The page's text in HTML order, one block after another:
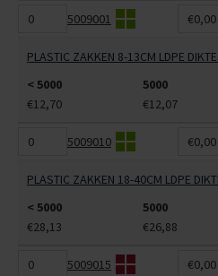
5009001 €0,00
PLASTIC ZAKKEN 8-13CM LDPE
< 5000
5000
€12,70
€12,07
5009010 €0,00
PLASTIC ZAKKEN 18-40CM LDPE
< 5000
5000
€28,13
€26,88
5009015 €0,00